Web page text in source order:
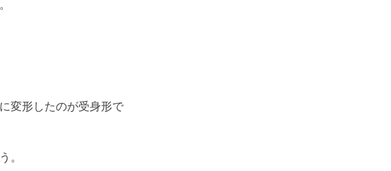
変形したのが受身形で
。